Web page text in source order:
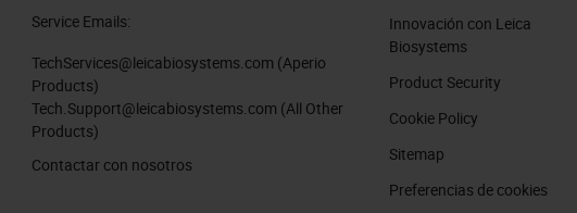
Service Emails:
TechServices@leicabiosystems.com (Aperio
Products)
Tech.Support@leicabiosystems.com (All Other
Products)
Contactar con nosotros
Innovación con Leica
Biosystems
Product Security
Cookie Policy
Sitemap
Preferencias de cookies